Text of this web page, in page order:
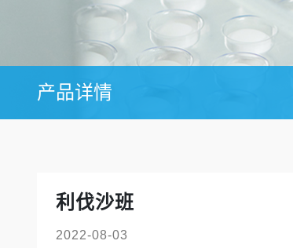
产品详情
利伐沙班
2022-08-03